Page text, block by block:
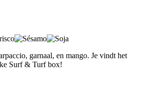
garnaal, en mango. Je vindt het
Surf & Turf box!